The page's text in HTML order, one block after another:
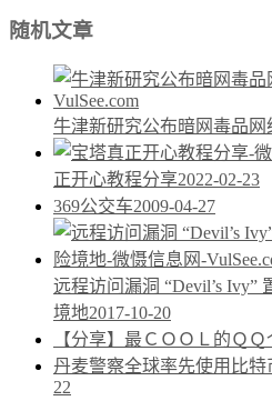
随机文章
牛津新研究公布暗网毒品网
正开心教程分享2022-02-23
369公交车2009-04-27
远程访问漏洞 “Devil’s Ivy”
境地2017-10-20
【分享】最ＣＯＯＬ的ＱＱ
丹麦警察全球率先使用比
22